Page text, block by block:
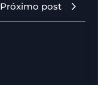
Próximo post